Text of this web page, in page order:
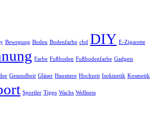
Bewegung Boden Bodenfarbe cbd DIY E-Zigarette
Farbe Fußboden Fußbodenfarbe Gadgets
Gesundheit Gläser Haustiere Hochzeit Isokinetik Kosmetik
Sportler Tipps Wachs Wellness